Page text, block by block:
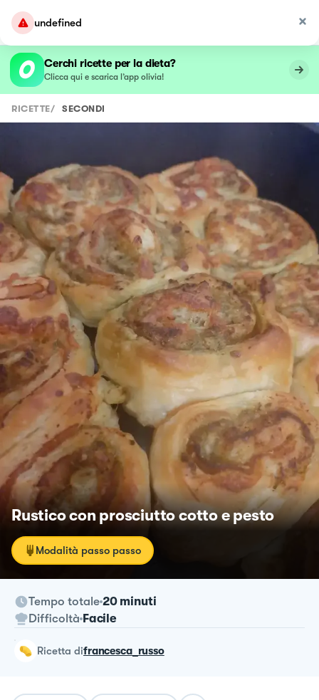
undefined
Cerchi ricette per la dieta?
Clicca qui e scarica l’app olivia!
RICETTE/ SECONDI
Rustico con prosciutto cotto e pesto
Modalità passo passo
Tempo totale 20 minuti
Difficoltà Facile
ricetta difrancesca_russo